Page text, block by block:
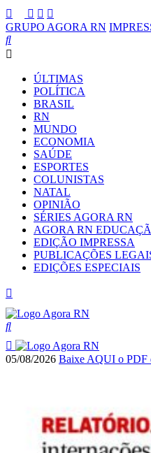
GRUPO AGORA RN
ÚLTIMAS
POLÍTICA
BRASIL
RN
MUNDO
ECONOMIA
SAÚDE
ESPORTES
COLUNISTAS
NATAL
OPINIÃO
SÉRIES AGORA RN
AGORA RN
EDIÇÃO IMPRESSA
PUBLICAÇÕES
EDIÇÕES ESPECIAIS
05/08/2026 Baixe AQUI o PDF